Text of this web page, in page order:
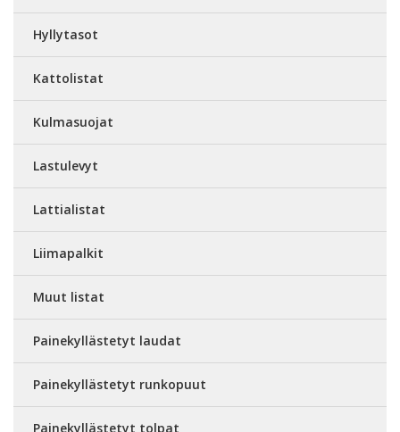
Hyllytasot
Kattolistat
Kulmasuojat
Lastulevyt
Lattialistat
Liimapalkit
Muut listat
Painekyllästetyt laudat
Painekyllästetyt runkopuut
Painekyllästetyt tolpat